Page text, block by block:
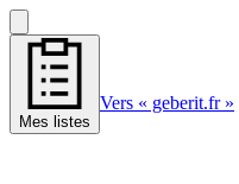
Mes listes
Vers « geberit.fr »